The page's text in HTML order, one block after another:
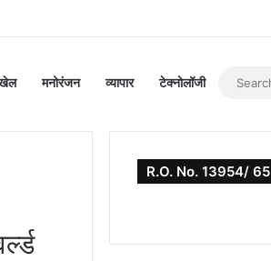
मनोरंजन व्यापार टेक्नोलॉजी
R.O. No. 13954/ 65